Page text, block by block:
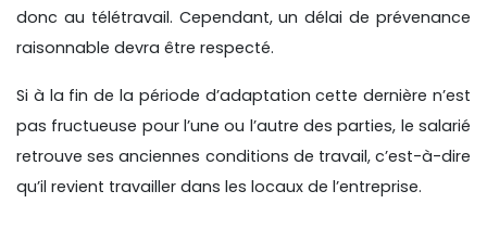
donc au télétravail. Cependant, un délai de prévenance
raisonnable devra être respecté.
Si à la fin de la période d’adaptation cette dernière n’est
pas fructueuse pour l’une ou l’autre des parties, le salarié
retrouve ses anciennes conditions de travail, c’est-à-dire
qu’il revient travailler dans les locaux de l’entreprise.